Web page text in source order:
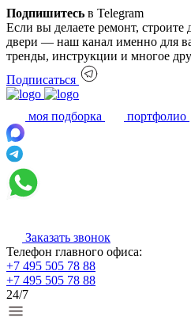
Подпишитесь в Telegram
Если вы делаете ремонт, строите
двери — наш канал именно для
тренды, инструкции и многое
Подписаться
моя подборка портфолио
Заказать звонок
Телефон главного офиса:
+7 495 505 78 88
+7 495 505 78 88
24/7